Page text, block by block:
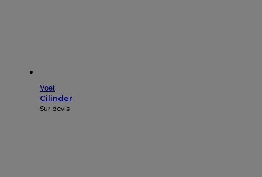
Voet
Cilinder
Sur devis